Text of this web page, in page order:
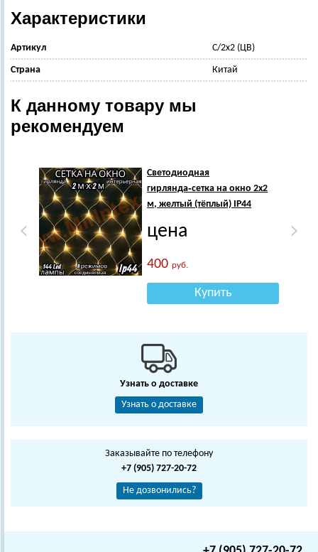
Характеристики
Артикул С/2х2 (ЦВ)
Страна Китай
К данному товару мы
рекомендуем
Светодиодная
гирлянда‑сетка на окно 2х2
м, желтый (тёплый) IP44
цена
400руб.
Купить
Узнать о доставке
Узнать о доставке
Заказывайте по телефону
+7 (905) 727-20-72
Не дозвонились?